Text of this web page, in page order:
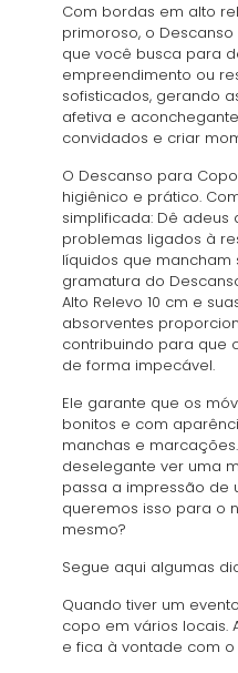
Com bordas em alto
primoroso, o
que você busca para
empreendimento ou
sofisticados, gerando
afetiva e
convidados e criar
O Descanso para
higiênico e prático.
simplificada: Dê adeus
problemas ligados à
líquidos que mancham
gramatura do
Alto Relevo 10 cm e
absorventes
contribuindo para que
de forma impecável.
Ele garante que os
bonitos e com
manchas e
deselegante ver uma
passa a impressão de
queremos isso para o
mesmo?
Segue aqui algumas
Quando tiver um
copo em vários locais.
e fica à vontade com